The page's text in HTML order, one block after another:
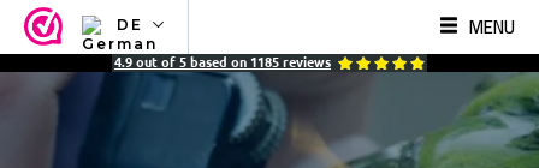
DE
NL
MENU
4.9 out of 5 based on 1185 reviews